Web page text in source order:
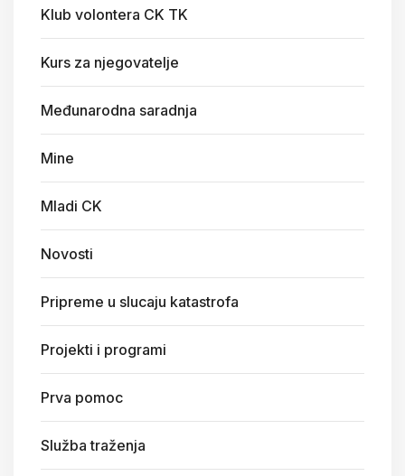
Klub volontera CK TK
Kurs za njegovatelje
Međunarodna saradnja
Mine
Mladi CK
Novosti
Pripreme u slucaju katastrofa
Projekti i programi
Prva pomoc
Služba traženja